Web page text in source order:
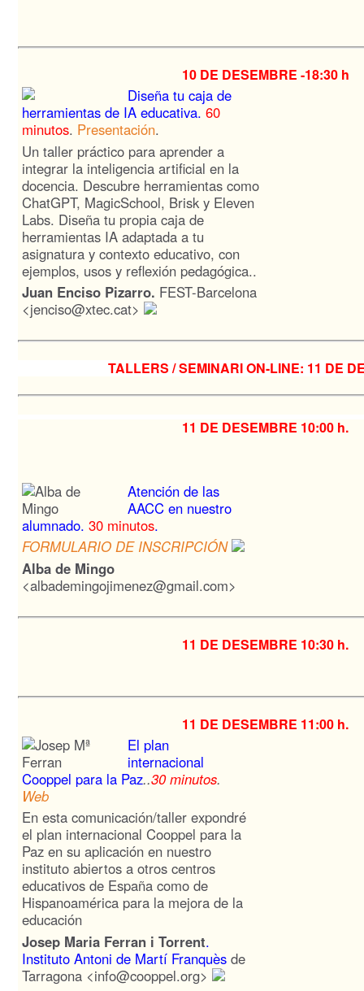
10 DE DESEMBRE -18:30 h
Diseña tu caja de
herramientas de IA educativa. 60
minutos. Presentación.
Un taller práctico para aprender a
integrar la inteligencia artificial en la
docencia. Descubre herramientas como
ChatGPT, MagicSchool, Brisk y Eleven
Labs. Diseña tu propia caja de
herramientas IA adaptada a tu
asignatura y contexto educativo, con
ejemplos, usos y reflexión pedagógica..
Juan Enciso Pizarro. FEST-Barcelona
<jenciso@xtec.cat>
TALLERS / SEMINARI ON-LINE: 11 DE
11 DE DESEMBRE 10:00 h.
Atención de las
AACC en nuestro
alumnado. 30 minutos.
FORMULARIO DE INSCRIPCIÓN
Alba de Mingo
<albademingojimenez@gmail.com>
11 DE DESEMBRE 10:30 h.
11 DE DESEMBRE 11:00 h.
El plan
internacional
Cooppel para la Paz..30 minutos.
Web
En esta comunicación/taller expondré
el plan internacional Cooppel para la
Paz en su aplicación en nuestro
instituto abiertos a otros centros
educativos de España como de
Hispanoamérica para la mejora de la
educación
Josep Maria Ferran i Torrent.
Instituto Antoni de Martí Franquèsde
Tarragona <info@cooppel.org>